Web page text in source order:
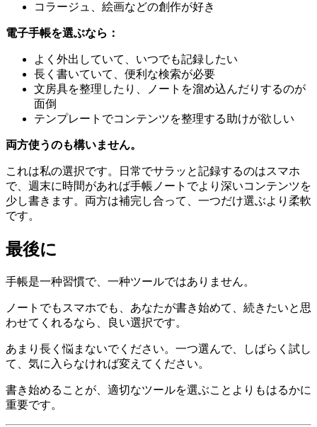
コラージュ、絵画などの創作が好き
電子手帳を選ぶなら：
よく外出していて、いつでも記録したい
長く書いていて、便利な検索が必要
文房具を整理したり、ノートを溜め込んだりするのが
面倒
テンプレートでコンテンツを整理する助けが欲しい
両方使うのも構いません。
これは私の選択です。日常でサラッと記録するのはスマホ
で、週末に時間があれば手帳ノートでより深いコンテンツを
少し書きます。両方は補完し合って、一つだけ選ぶより柔軟
です。
最後に
手帳是一种習慣で、一种ツールではありません。
ノートでもスマホでも、あなたが書き始めて、続きたいと思
わせてくれるなら、良い選択です。
あまり長く悩まないでください。一つ選んで、しばらく試し
て、気に入らなければ変えてください。
書き始めることが、適切なツールを選ぶことよりもはるかに
重要です。